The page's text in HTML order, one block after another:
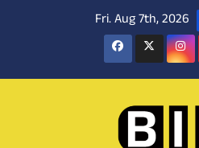
Fri. Aug 7th, 2026